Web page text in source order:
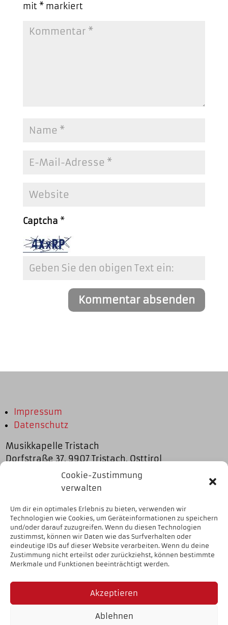
Cookie-Zustimmung
verwalten
Um dir ein optimales Erlebnis zu bieten, verwenden wir
Technologien wie Cookies, um Geräteinformationen zu speichern
und/oder darauf zuzugreifen. Wenn du diesen Technologien
zustimmst, können wir Daten wie das Surfverhalten oder
eindeutige IDs auf dieser Website verarbeiten. Wenn du deine
Zustimmung nicht erteilst oder zurückziehst, können bestimmte
Merkmale und Funktionen beeinträchtigt werden.
Akzeptieren
Ablehnen
mit *markiert
Captcha *
Impressum
Datenschutz
Musikkapelle Tristach
Dorfstraße 37, 9907 Tristach, Osttirol
Gemeinde Tristach
Tourismusverband Osttirol
Elin-Stadtkapelle Weiz
Tiroler Blasmusikverband
GRAFIK ZLOEBL GmbH